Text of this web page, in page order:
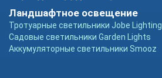
Ландшафтное освещение
Тротуарные светильники Jobe Lighting
Садовые светильники Garden Lights
Аккумуляторные светильники Smooz